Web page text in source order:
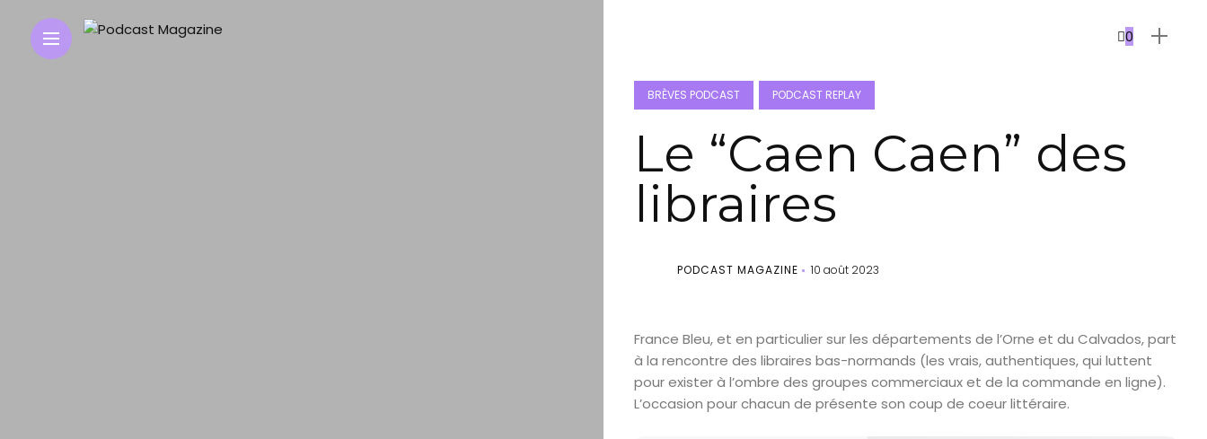
0
BRÈVES PODCAST PODCAST REPLAY
Le “Caen Caen” des
libraires
PODCAST MAGAZINE 10 août 2023
France Bleu, et en particulier sur les départements de l’Orne et du Calvados, part
à la rencontre des libraires bas-normands (les vrais, authentiques, qui luttent
pour exister à l’ombre des groupes commerciaux et de la commande en ligne).
L’occasion pour chacun de présente son coup de coeur littéraire.